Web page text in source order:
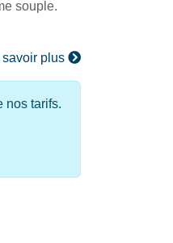
souple.
savoir plus
nos tarifs.